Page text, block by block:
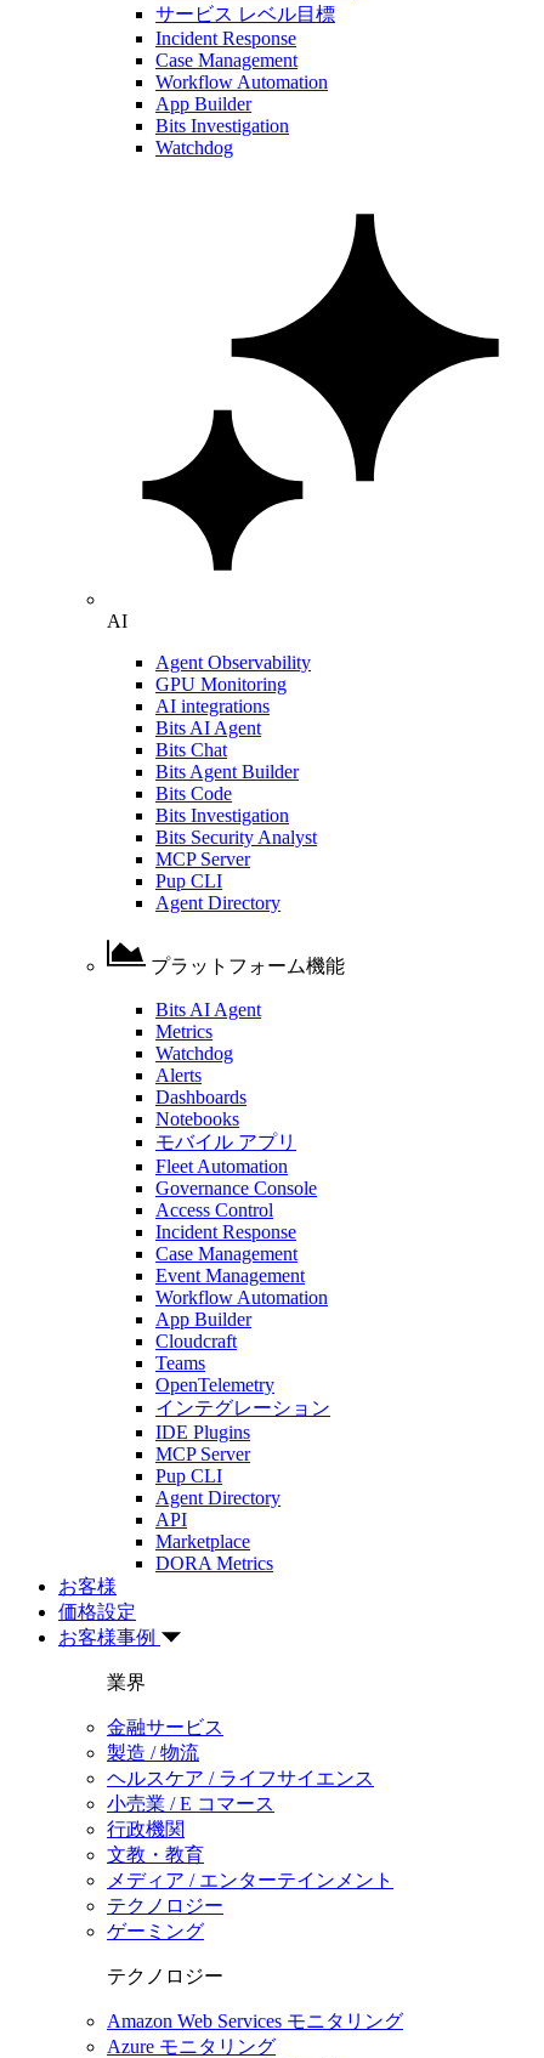
サービス レベル目標
Incident Response
Case Management
Workflow Automation
App Builder
Bits Investigation
Watchdog
AI
Agent Observability
GPU Monitoring
AI integrations
Bits AI Agent
Bits Chat
Bits Agent Builder
Bits Code
Bits Investigation
Bits Security Analyst
MCP Server
Pup CLI
Agent Directory
プラットフォーム機能
Bits AI Agent
Metrics
Watchdog
Alerts
Dashboards
Notebooks
モバイル アプリ
Fleet Automation
Governance Console
Access Control
Incident Response
Case Management
Event Management
Workflow Automation
App Builder
Cloudcraft
Teams
OpenTelemetry
インテグレーション
IDE Plugins
MCP Server
Pup CLI
Agent Directory
API
Marketplace
DORA Metrics
お客様
価格設定
お客様事例
業界
金融サービス
製造 / 物流
ヘルスケア / ライフサイエンス
小売業 / E コマース
行政機関
文教・教育
メディア / エンターテインメント
テクノロジー
ゲーミング
テクノロジー
Amazon Web Services モニタリング
Azure モニタリング